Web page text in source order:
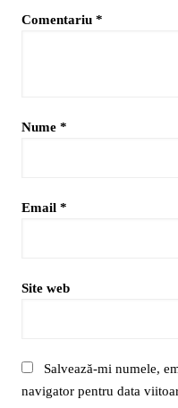
Comentariu *
Nume *
Email *
Site web
Salvează-mi numele,
navigator pentru data